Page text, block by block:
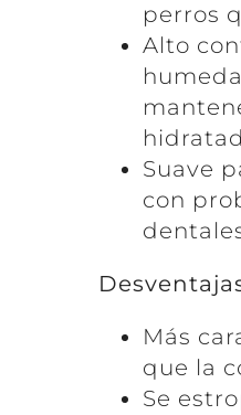
perros
Alto
Suave
con
Más
que la
Se